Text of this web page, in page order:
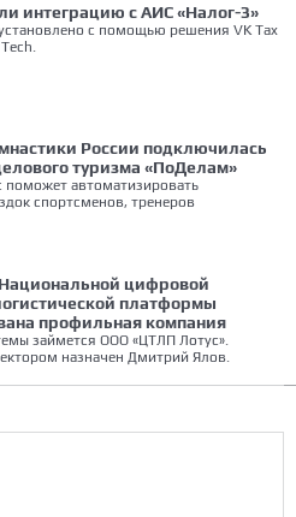
интеграцию с АИС «Налог-3»
с помощью решения VK Tax
России подключилась
туризма «ПоДелам»
поможет автоматизировать
спортсменов, тренеров
цифровой
платформы
профильная компания
займется ООО «ЦТЛП Лотус».
назначен Дмитрий Ялов.